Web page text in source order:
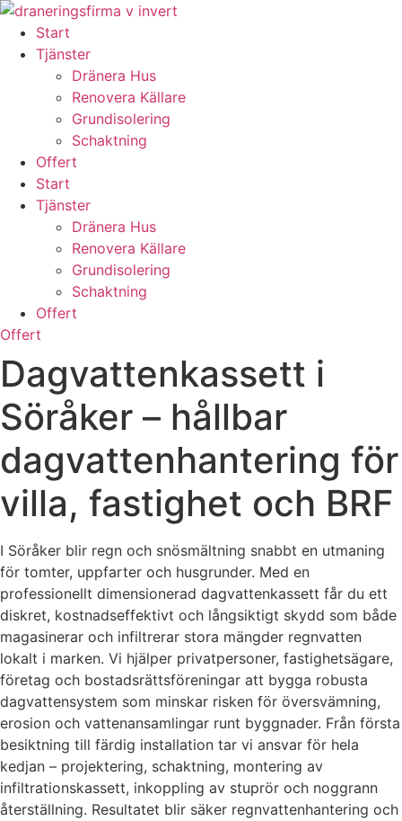
Skip
content
Start
Tjänster
Dränera Hus
Renovera Källare
Grundisolering
Schaktning
Offert
Start
Tjänster
Dränera Hus
Renovera Källare
Grundisolering
Schaktning
Offert
Offert
Dagvattenkassett i
Söråker – hållbar
dagvattenhantering för
villa, fastighet och BRF
I Söråker blir regn och snösmältning snabbt en utmaning
för tomter, uppfarter och husgrunder. Med en
professionellt dimensionerad dagvattenkassett får du ett
diskret, kostnadseffektivt och långsiktigt skydd som både
magasinerar och infiltrerar stora mängder regnvatten
lokalt i marken. Vi hjälper privatpersoner, fastighetsägare,
företag och bostadsrättsföreningar att bygga robusta
dagvattensystem som minskar risken för översvämning,
erosion och vattenansamlingar runt byggnader. Från första
besiktning till färdig installation tar vi ansvar för hela
kedjan – projektering, schaktning, montering av
infiltrationskassett, inkoppling av stuprör och noggrann
återställning. Resultatet blir säker regnvattenhantering och